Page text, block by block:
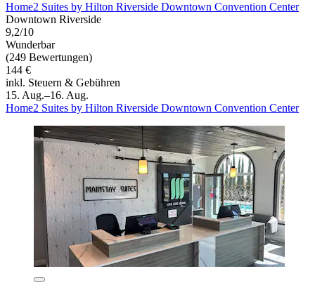
Home2 Suites by Hilton Riverside Downtown Convention Center
Downtown Riverside
9,2/10
Wunderbar
(249 Bewertungen)
144 €
inkl. Steuern & Gebühren
15. Aug.–16. Aug.
Home2 Suites by Hilton Riverside Downtown Convention Center